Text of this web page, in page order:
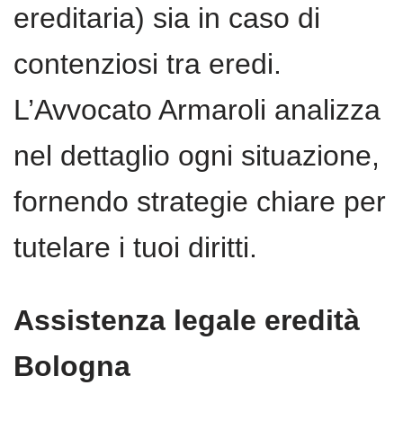
ereditaria) sia in caso di
contenziosi tra eredi.
L’Avvocato Armaroli analizza
nel dettaglio ogni situazione,
fornendo strategie chiare per
tutelare i tuoi diritti.
Assistenza legale eredità
Bologna